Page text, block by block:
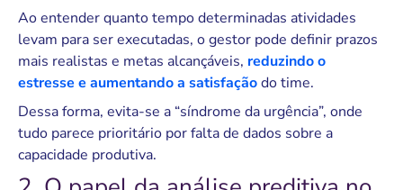
Ao entender quanto tempo determinadas atividades
levam para ser executadas, o gestor pode definir prazos
mais realistas e metas alcançáveis, reduzindo o
estresse e aumentando a satisfaçãodo time.
Dessa forma, evita-se a “síndrome da urgência”, onde
tudo parece prioritário por falta de dados sobre a
capacidade produtiva.